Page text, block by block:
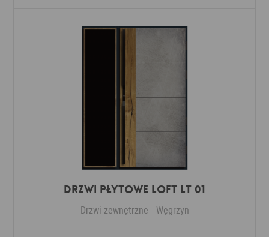
DRZWI PŁYTOWE LOFT LT 01
Drzwi zewnętrzne Węgrzyn